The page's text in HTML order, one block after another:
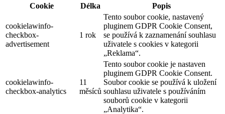
Cookie
Délka Popis
cookielawinfo-
checkbox-
advertisement
1 rok
Tento soubor cookie, nastavený
pluginem GDPR Cookie Consent,
se používá k zaznamenání souhlasu
uživatele s cookies v kategorii
„Reklama“.
cookielawinfo-
checkbox-analytics
11
měsíců
Tento soubor cookie je nastaven
pluginem GDPR Cookie Consent.
Soubor cookie se používá k uložení
souhlasu uživatele s používáním
souborů cookie v kategorii
„Analytika“.